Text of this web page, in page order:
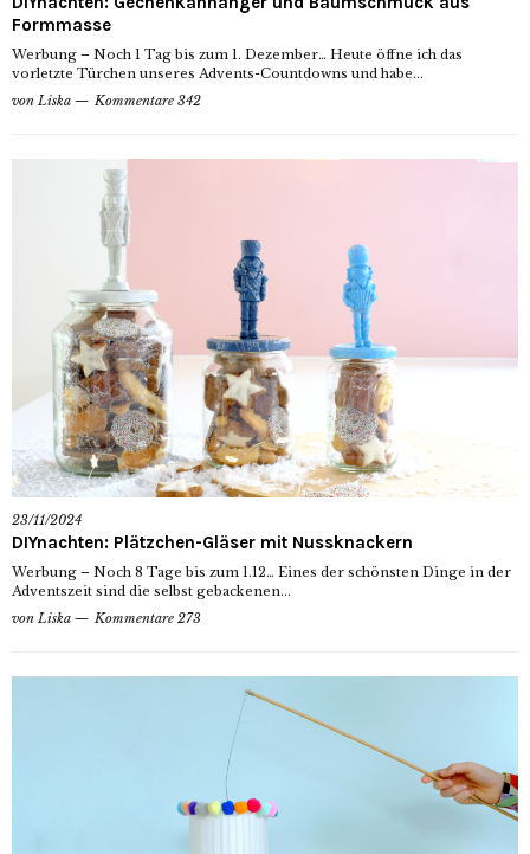
Formmasse
Werbung – Noch 1 Tag bis zum 1. Dezember… Heute öffne ich das
vorletzte Türchen unseres Advents-Countdowns und habe...
von Liska Kommentare 342
23/11/2024
DIYnachten: Plätzchen-Gläser mit Nussknackern
Werbung – Noch 8 Tage bis zum 1.12… Eines der schönsten Dinge in der
Adventszeit sind die selbst gebackenen...
von Liska Kommentare 273